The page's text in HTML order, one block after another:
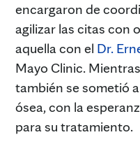
encargaron de
agilizar las citas con
aquella con el Dr.
Mayo Clinic.
también se sometió
ósea, con la
para su tratamiento.